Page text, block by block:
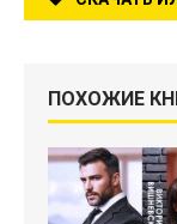
ПОХОЖИЕ